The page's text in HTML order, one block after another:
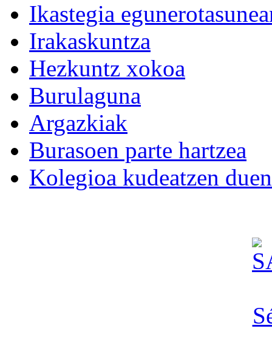
Ikastegia
Irakaskuntza
Hezkuntz xokoa
Burulaguna
Argazkiak
Burasoen parte hartzea
Kolegioa kudeatzen